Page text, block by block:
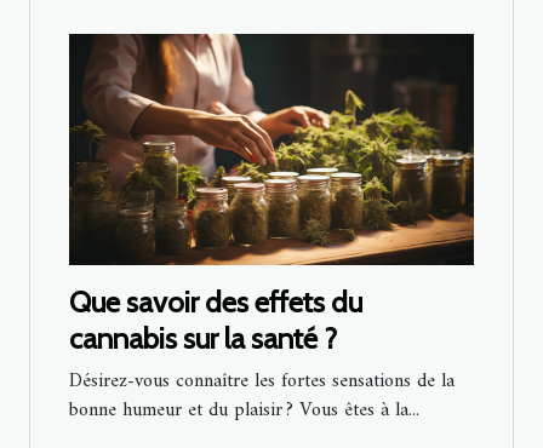
Que savoir des effets du
cannabis sur la santé ?
Désirez-vous connaître les fortes sensations de la
bonne humeur et du plaisir ? Vous êtes à la...